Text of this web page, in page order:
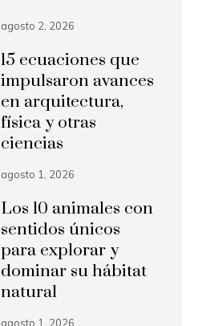
agosto 2, 2026
15 ecuaciones que
impulsaron avances
en arquitectura,
física y otras
ciencias
agosto 1, 2026
Los 10 animales con
sentidos únicos
para explorar y
dominar su hábitat
natural
agosto 1, 2026